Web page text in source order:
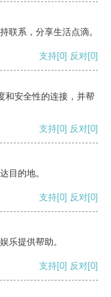
联系，分享生活点滴。
支持[0] 反对[0]
和安全性的连接，并帮
支持[0] 反对[0]
目的地。
支持[0] 反对[0]
乐提供帮助。
支持[0] 反对[0]